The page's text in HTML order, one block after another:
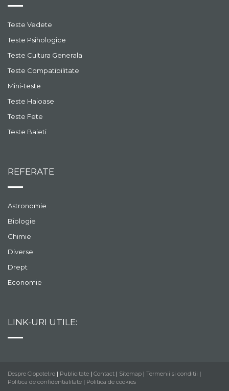
Teste Vedete
Teste Psihologice
Teste Cultura Generala
Teste Compatibilitate
Mini-teste
Teste Haioase
Teste Fete
Teste Baieti
REFERATE
Astronomie
Biologie
Chimie
Diverse
Drept
Economie
LINK-URI UTILE:
Despre Clopotel.ro | Publicitate | Contact | Sitemap | Termenii si conditii |
Politica de confidentialitate | Politica de cookies